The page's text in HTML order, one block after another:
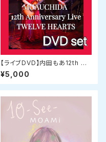
【ライブDVD】内田もあ12th Me
morial Live『TWELVE HEAR
TS』DVD2枚セット
¥5,000